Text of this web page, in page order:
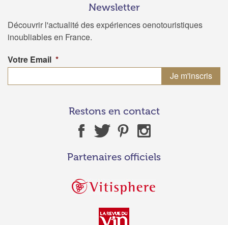
Newsletter
Découvrir l'actualité des expériences oenotouristiques
inoubliables en France.
Votre Email *
Restons en contact
Partenaires officiels